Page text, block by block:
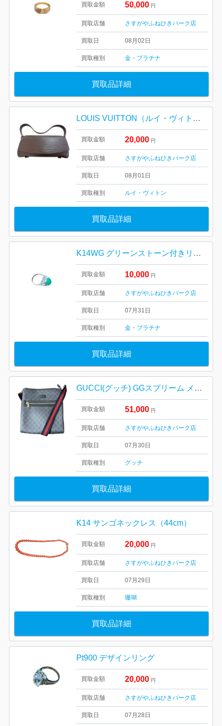
買取金額 50,000 円
買取店舗 さすがやふねひきパーク店
買取日 08月02日
買取種別 金・プラチナ
買取品詳細
LOUIS VUITTON（ルイ・ヴィトン） ノクターンGM エピ M5217D
買取金額 20,000 円
買取店舗 さすがやふねひきパーク店
買取日 08月01日
買取種別 ルイ・ヴィトン
買取品詳細
K14WG グリーンストーン付きリング
買取金額 10,000 円
買取店舗 さすがやふねひきパーク店
買取日 07月31日
買取種別 金・プラチナ
買取品詳細
GUCCI(グッチ) GGスプリーム メッセンジャーバッグ
買取金額 51,000 円
買取店舗 さすがやふねひきパーク店
買取日 07月30日
買取種別 グッチ
買取品詳細
K14 サンゴネックレス（44cm）
買取金額 20,000 円
買取店舗 さすがやふねひきパーク店
買取日 07月29日
買取種別 珊瑚
買取品詳細
Pt900 デザインリング
買取金額 20,000 円
買取店舗 さすがやふねひきパーク店
買取日 07月28日